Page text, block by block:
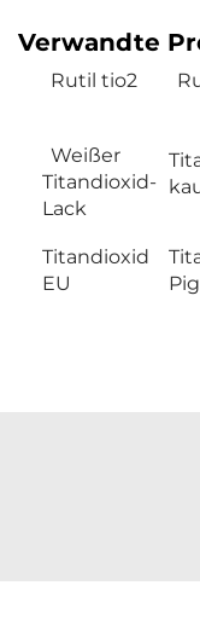
Verwandte
Rutil tio2
Weißer
Titandioxid-
Lack
Titandioxid
EU